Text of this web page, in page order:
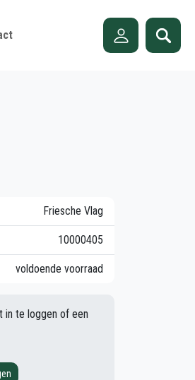
Friesche Vlag
10000405
voldoende voorraad
in te loggen of een